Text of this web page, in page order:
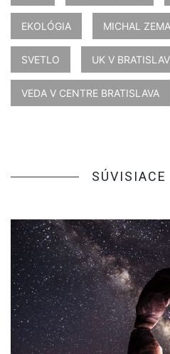
EKOLÓGIA MICHAL
SVETLO UK V
VEDA V CENTRE BRATISLAVA